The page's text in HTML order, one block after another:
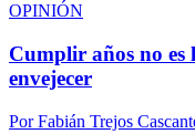
OPINIÓN
Cumplir años no es
envejecer
PorFabián Trejos